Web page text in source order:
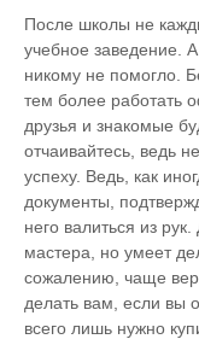
После школы не
учебное заведение.
никому не помогло.
тем более работать
друзья и знакомые
отчаивайтесь, ведь
успеху. Ведь, как
документы,
него валиться из
мастера, но умеет
сожалению, чаще
делать вам, если вы
всего лишь нужно